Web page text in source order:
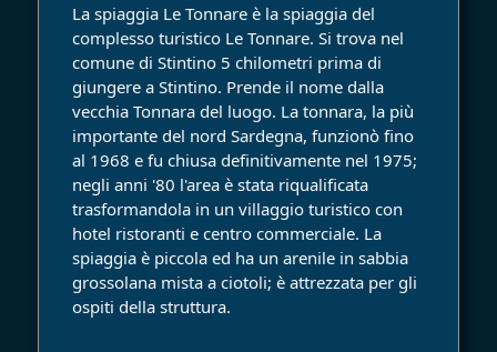
La spiaggia Le Tonnare è la spiaggia del
complesso turistico Le Tonnare. Si trova nel
comune di Stintino 5 chilometri prima di
giungere a Stintino. Prende il nome dalla
vecchia Tonnara del luogo. La tonnara, la più
importante del nord Sardegna, funzionò fino
al 1968 e fu chiusa definitivamente nel 1975;
negli anni '80 l'area è stata riqualificata
trasformandola in un villaggio turistico con
hotel ristoranti e centro commerciale. La
spiaggia è piccola ed ha un arenile in sabbia
grossolana mista a ciotoli; è attrezzata per gli
ospiti della struttura.